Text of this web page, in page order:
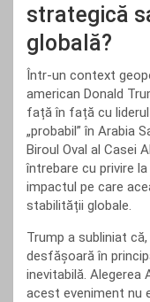
strategică
globală?
Într-un context
american Donald
față în față cu
„probabil” în Arabia
Biroul Oval al Casei
întrebare cu privire
impactul pe care
stabilității globale.
Trump a subliniat
desfășoară în
inevitabilă. Alegerea
acest eveniment nu